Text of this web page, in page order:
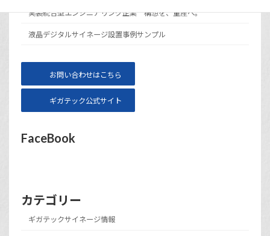
実装統合型エンジニアリング企業 構想を、量産へ。
液晶デジタルサイネージ設置事例サンプル
お問い合わせはこちら
ギガテック公式サイト
FaceBook
カテゴリー
ギガテックサイネージ情報